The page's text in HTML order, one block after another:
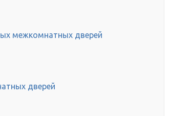
межкомнатных дверей
дверей